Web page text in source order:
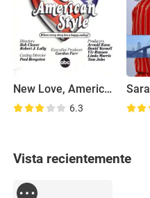
New Love, American Style
6.3
Sara
Vista recientemente